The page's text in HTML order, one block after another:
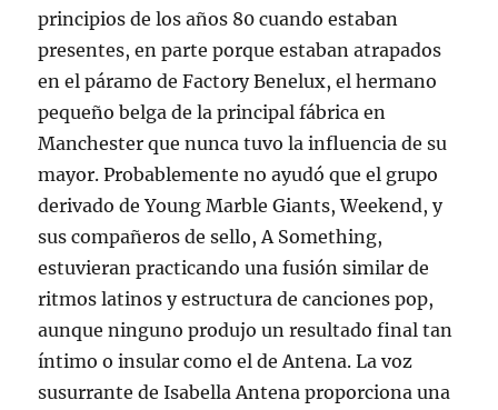
principios de los años 80 cuando estaban
presentes, en parte porque estaban atrapados
en el páramo de Factory Benelux, el hermano
pequeño belga de la principal fábrica en
Manchester que nunca tuvo la influencia de su
mayor. Probablemente no ayudó que el grupo
derivado de Young Marble Giants, Weekend, y
sus compañeros de sello, A Something,
estuvieran practicando una fusión similar de
ritmos latinos y estructura de canciones pop,
aunque ninguno produjo un resultado final tan
íntimo o insular como el de Antena. La voz
susurrante de Isabella Antena proporciona una